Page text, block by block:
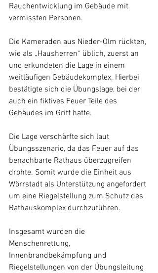
Rauchentwicklung im Gebäude mit
vermissten Personen.
Die Kameraden aus Nieder-Olm rückten,
wie als „Hausherren“ üblich, zuerst an
und erkundeten die Lage in einem
weitläufigen Gebäudekomplex. Hierbei
bestätigte sich die Übungslage, bei der
auch ein fiktives Feuer Teile des
Gebäudes im Griff hatte.
Die Lage verschärfte sich laut
Übungsszenario, da das Feuer auf das
benachbarte Rathaus überzugreifen
drohte. Somit wurde die Einheit aus
Wörrstadt als Unterstützung angefordert
um eine Riegelstellung zum Schutz des
Rathauskomplex durchzuführen.
Insgesamt wurden die
Menschenrettung,
Innenbrandbekämpfung und
Riegelstellungen von der Übungsleitung